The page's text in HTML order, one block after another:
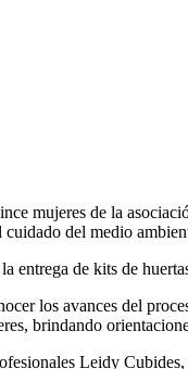
mujeres de la
cuidado del medio
entrega de kits de
los avances del
brindando
Leidy